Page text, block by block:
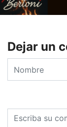
Dejar un